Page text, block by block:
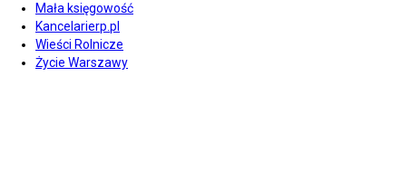
Mała księgowość
Kancelarierp.pl
Wieści Rolnicze
Życie Warszawy